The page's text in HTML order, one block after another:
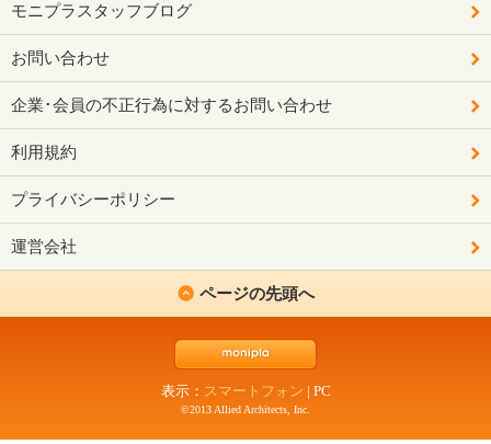
モニプラスタッフブログ
お問い合わせ
企業･会員の不正行為に対するお問い合わせ
利用規約
プライバシーポリシー
運営会社
ページの先頭へ
表示： スマートフォン | PC
©2013 Allied Architects, Inc.